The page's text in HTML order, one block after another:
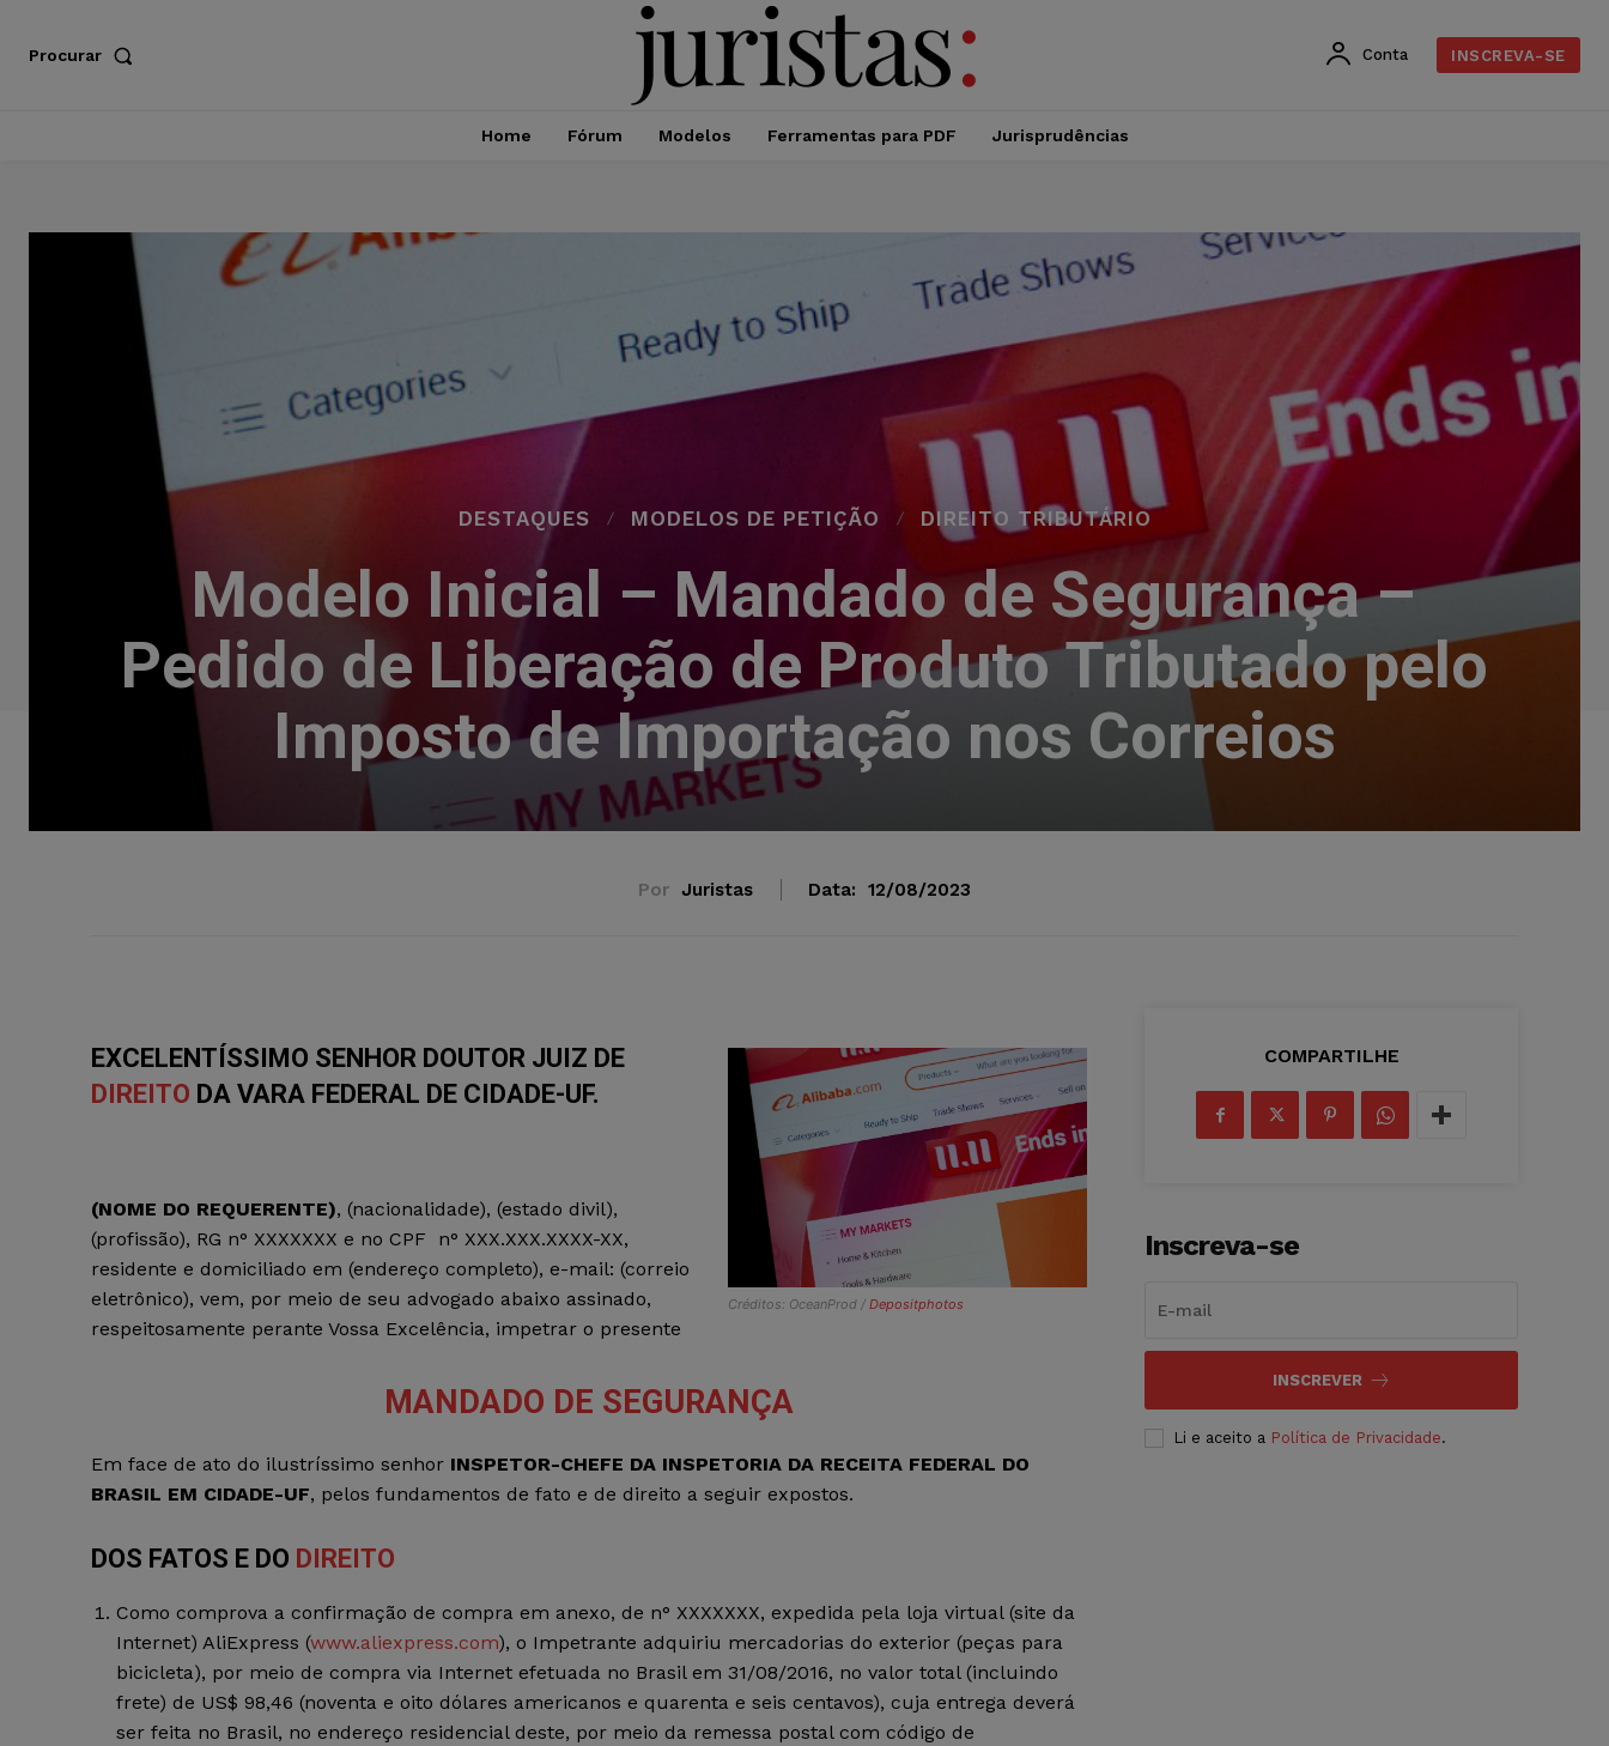
Procurar Conta INSCREVA-SE
Home Fórum Modelos Ferramentas para PDF Jurisprudências
DESTAQUES MODELOS DE PETIÇÃO DIREITO TRIBUTÁRIO
Modelo Inicial – Mandado de Segurança –
Pedido de Liberação de Produto Tributado pelo
Imposto de Importação nos Correios
Por Juristas Data: 12/08/2023
Créditos: OceanProd /Depositphotos
EXCELENTÍSSIMO SENHOR DOUTOR JUIZ DE
DIREITO DA VARA FEDERAL DE CIDADE-UF.
(NOME DO REQUERENTE), (nacionalidade), (estado divil),
(profissão), RG n° XXXXXXX e no CPF n° XXX.XXX.XXXX-XX,
residente e domiciliado em (endereço completo), e-mail: (correio
eletrônico), vem, por meio de seu advogado abaixo assinado,
respeitosamente perante Vossa Excelência, impetrar o presente
MANDADO DE SEGURANÇA
Em face de ato do ilustríssimo senhor INSPETOR-CHEFE DA INSPETORIA DA RECEITA FEDERAL DO
BRASIL EM CIDADE-UF, pelos fundamentos de fato e de direito a seguir expostos.
DOS FATOS E DO DIREITO
Como comprova a confirmação de compra em anexo, de n° XXXXXXX, expedida pela loja virtual (site da
Internet) AliExpress (www.aliexpress.com), o Impetrante adquiriu mercadorias do exterior (peças para
bicicleta), por meio de compra via Internet efetuada no Brasil em 31/08/2016, no valor total (incluindo
frete) de US$ 98,46 (noventa e oito dólares americanos e quarenta e seis centavos), cuja entrega deverá
ser feita no Brasil, no endereço residencial deste, por meio da remessa postal com código de
COMPARTILHE
Inscreva-se
INSCREVER
Li e aceito a Política de Privacidade.